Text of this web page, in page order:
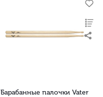
Барабанные палочки Vater